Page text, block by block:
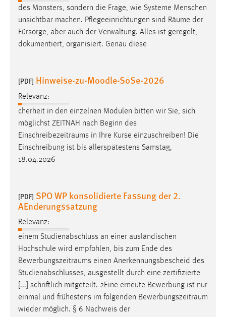
des Monsters, sondern die Frage, wie Systeme Menschen
unsichtbar machen. Pflegeeinrichtungen sind Räume der
Fürsorge, aber auch der Verwaltung. Alles ist geregelt,
dokumentiert, organisiert. Genau diese
[PDF] Hinweise-zu-Moodle-SoSe-2026
Relevanz:
cherheit in den einzelnen Modulen bitten wir Sie, sich
möglichst ZEITNAH nach Beginn des
Einschreibezeitraums in Ihre Kurse einzuschreiben! Die
Einschreibung ist bis allerspätestens Samstag,
18.04.2026
[PDF] SPO WP konsolidierte Fassung der 2.
AEnderungssatzung
Relevanz:
einem Studienabschluss an einer ausländischen
Hochschule wird empfohlen, bis zum Ende des
Bewerbungszeitraums einen Anerkennungsbescheid des
Studienabschlusses, ausgestellt durch eine zertifizierte
[...] schriftlich mitgeteilt. 2Eine erneute Bewerbung ist nur
einmal und frühestens im folgenden Bewerbungszeitraum
wieder möglich. § 6 Nachweis der
Diese Informationen helfen uns zu verstehen, wie
unsere Besucher unsere Website nutzen.
Matomo
Zweck:
Zugriffsstatistik
Cookie Laufzeit:
Max. 13 Monate
Marketing Cookies werden von Drittanbietern
verwendet, um personalisierte Werbung anzuzeigen.
hinweg verfolgen.
Google Ads
Name:
_gcl_au
Anbieter:
Google Ireland Limited